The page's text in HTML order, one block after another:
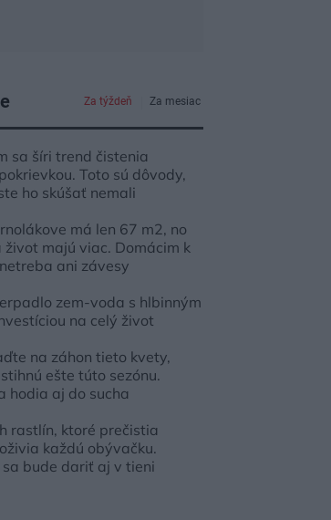
Za týždeň Za mesiac
sa šíri trend čistenia
Toto sú dôvody,
ho skúšať nemali
má len 67 m2, no
život majú viac. Domácim k
ani závesy
zem-voda s hlbinným
na celý život
na záhon tieto kvety,
ešte túto sezónu.
hodia aj do sucha
rastlín, ktoré prečistia
každú obývačku.
bude dariť aj v tieni